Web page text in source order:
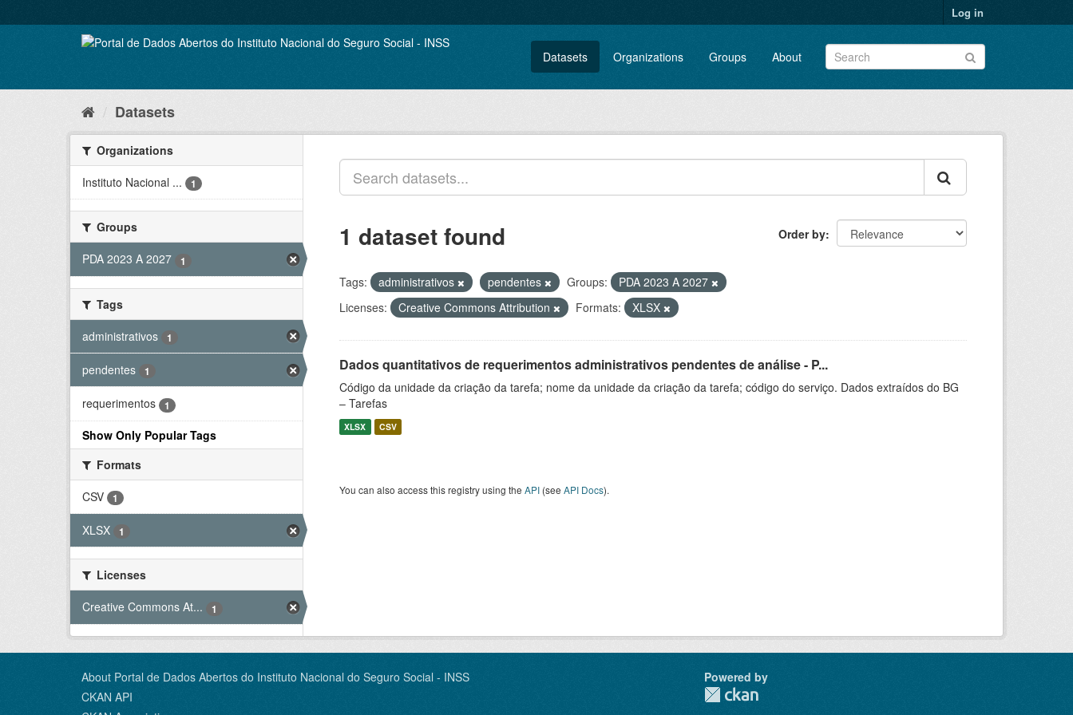
to
Log in
Datasets Organizations Groups About
Datasets
Organizations
Instituto Nacional ...
1
Groups
PDA 2023 A 2027
1
Tags
administrativos
1
pendentes 1
requerimentos 1
Show Only Popular Tags
Formats
CSV
1
XLSX 1
Licenses
Creative Commons At...
1
Order by
1 dataset found
Tags: administrativos pendentes Groups:
PDA 2023 A 2027
Licenses:
Creative Commons Attribution Formats: XLSX
Dados quantitativos de requerimentos administrativos pendentes de análise - P...
Código da unidade da criação da tarefa; nome da unidade da criação da tarefa; código do serviço. Dados extraídos do BG
– Tarefas
XLSX CSV
You can also access this registry using the API (see API Docs).
About Portal de Dados Abertos do Instituto Nacional do Seguro Social - INSS
CKAN API
Powered by